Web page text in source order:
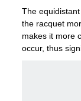
The
the racquet
makes it more
occur, thus